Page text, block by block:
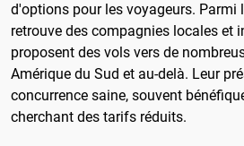
d'options pour les voyageurs. Parmi
retrouve des compagnies locales et
proposent des vols vers de
Amérique du Sud et au-delà. Leur
concurrence saine, souvent
cherchant des tarifs réduits.